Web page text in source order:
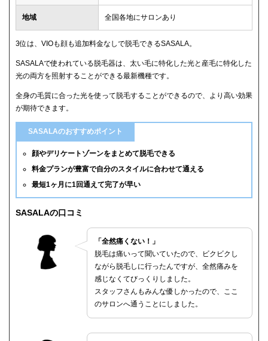
地域 全国各地にサロンあり
3位は、VIOも顔も追加料金なしで脱毛できるSASALA。
SASALAで使われている脱毛器は、太い毛に特化した光と産毛に特化した
光の両方を照射することができる最新機種です。
全身の毛質に合った光を使って脱毛することができるので、より高い効果
が期待できます。
SASALAのおすすめポイント
顔やデリケートゾーンをまとめて脱毛できる
料金プランが豊富で自分のスタイルに合わせて通える
最短1ヶ月に1回通えて完了が早い
SASALAの口コミ
「全然痛くない！」
脱毛は痛いって聞いていたので、ビクビクし
ながら脱毛しに行ったんですが、全然痛みを
感じなくてびっくりしました。
スタッフさんもみんな優しかったので、ここ
のサロンへ通うことにしました。